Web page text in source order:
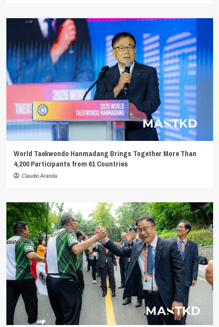
World Taekwondo Hanmadang Brings Together More Than
4,200 Participants from 61 Countries
Claudio Aranda